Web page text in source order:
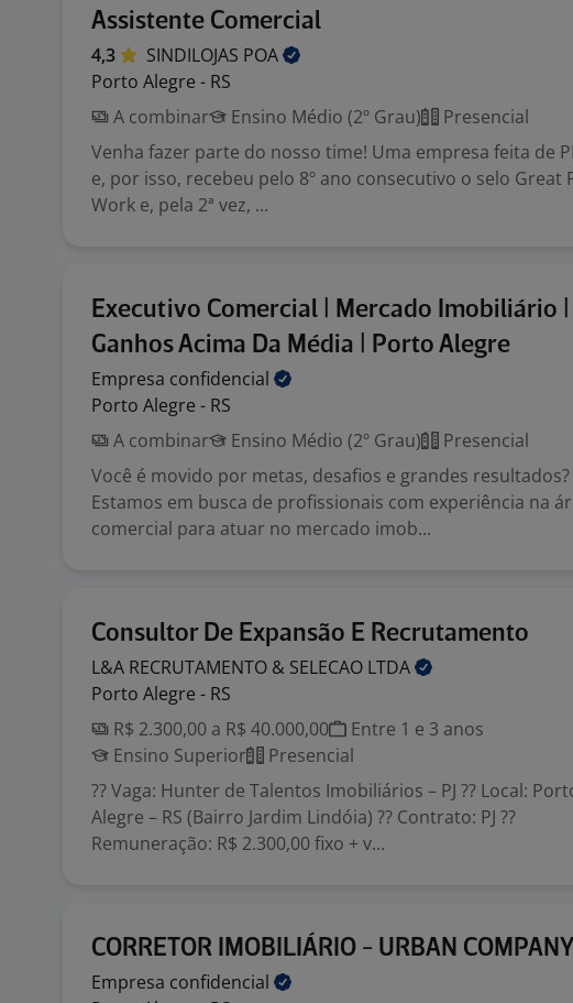
Assistente Comercial
4,3 SINDILOJAS POA
Porto Alegre - RS
A combinar
Ensino Médio (2º Grau)
Presencial
Venha fazer parte do nosso time! Uma empresa feita de
e, por isso, recebeu pelo 8º ano consecutivo o selo Great
Work e, pela 2ª vez, ...
Executivo Comercial | Mercado Imobiliário |
Ganhos Acima Da Média | Porto Alegre
Empresa confidencial
Porto Alegre - RS
A combinar
Ensino Médio (2º Grau)
Presencial
Você é movido por metas, desafios e grandes resultados?
Estamos em busca de profissionais com experiência na
comercial para atuar no mercado imob...
Consultor De Expansão E Recrutamento
L&A RECRUTAMENTO & SELECAO LTDA
Porto Alegre - RS
R$ 2.300,00 a R$ 40.000,00
Entre 1 e 3 anos
Ensino Superior
Presencial
?? Vaga: Hunter de Talentos Imobiliários – PJ ?? Local:
Alegre – RS (Bairro Jardim Lindóia) ?? Contrato: PJ ??
Remuneração: R$ 2.300,00 fixo + v...
CORRETOR IMOBILIÁRIO - URBAN COMPANY
Empresa confidencial